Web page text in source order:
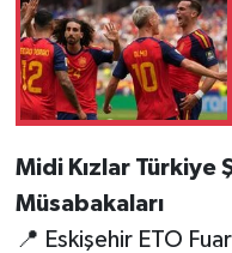
Midi Kızlar Türkiye
Müsabakaları
📍 Eskişehir ETO